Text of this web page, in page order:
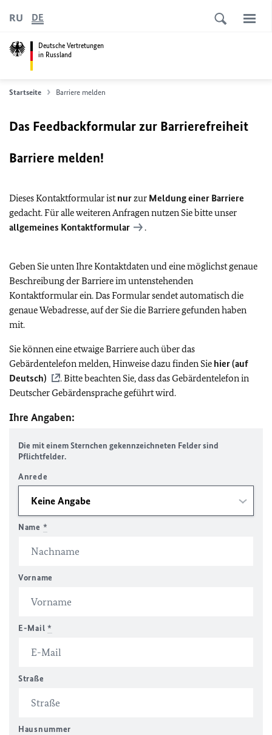
Deutsche Vertretungen
in Russland
RU DE
Startseite Barriere melden
Das Feedbackformular zur Barrierefreiheit
Barriere melden!
Dieses Kontaktformular istnurzur Meldung einer Barriere
gedacht. Für alle weiteren Anfragen nutzen Sie bitte unser
allgemeines Kontaktformular
.
Geben Sie unten Ihre Kontaktdaten und eine möglichst genaue
Beschreibung der Barriere im untenstehenden
Kontaktformular ein. Das Formular sendet automatisch die
genaue Webadresse, auf der Sie die Barriere gefunden haben
mit.
Sie können eine etwaige Barriere auch über das
Gebärdentelefon melden, Hinweise dazu finden Sie hier (auf
Deutsch)
. Bitte beachten Sie, dass das Gebärdentelefon in
Deutscher Gebärdensprache geführt wird.
Ihre Angaben:
Die mit einem Sternchen gekennzeichneten Felder sind
Pflichtfelder.
Anrede
Name *
Vorname
E-Mail *
Straße
Hausnummer